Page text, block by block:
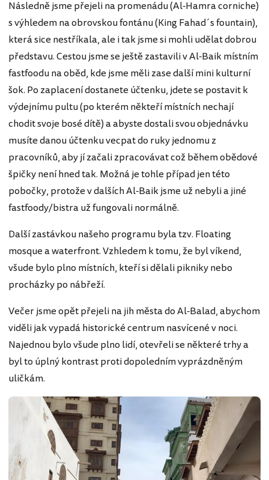
Následně jsme přejeli na promenádu (Al-Hamra corniche)
s výhledem na obrovskou fontánu (King Fahad´s fountain),
která sice nestříkala, ale i tak jsme si mohli udělat dobrou
představu. Cestou jsme se ještě zastavili v Al-Baik místním
fastfoodu na oběd, kde jsme měli zase další mini kulturní
šok. Po zaplacení dostanete účtenku, jdete se postavit k
výdejnímu pultu (po kterém někteří místních nechají
chodit svoje bosé dítě) a abyste dostali svou objednávku
musíte danou účtenku vecpat do ruky jednomu z
pracovníků, aby jí začali zpracovávat což během obědové
špičky není hned tak. Možná je tohle případ jen této
pobočky, protože v dalších Al-Baik jsme už nebyli a jiné
fastfoody/bistra už fungovali normálně.
Další zastávkou našeho programu byla tzv. Floating
mosque a waterfront. Vzhledem k tomu, že byl víkend,
všude bylo plno místních, kteří si dělali pikniky nebo
procházky po nábřeží.
Večer jsme opět přejeli na jih města do Al-Balad, abychom
viděli jak vypadá historické centrum nasvícené v noci.
Najednou bylo všude plno lidí, otevřeli se některé trhy a
byl to úplný kontrast proti dopoledním vyprázdněným
uličkám.